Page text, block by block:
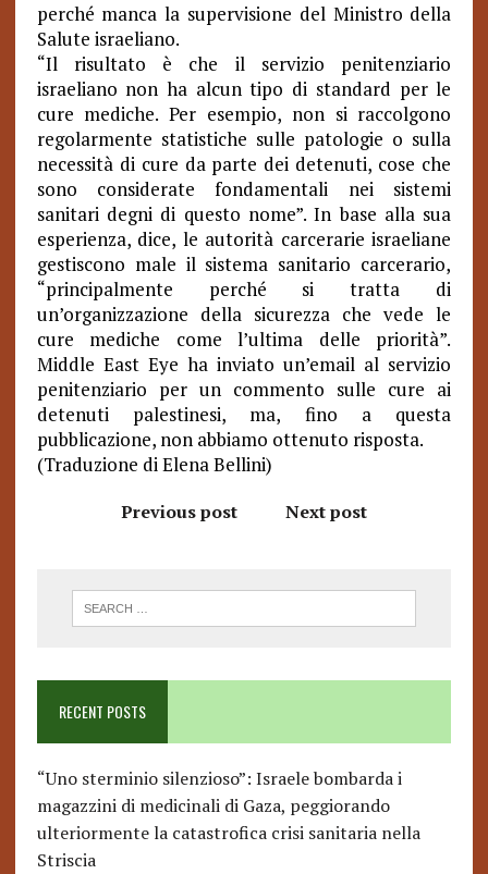
perché manca la supervisione del Ministro della
Salute israeliano.
“Il risultato è che il servizio penitenziario
israeliano non ha alcun tipo di standard per le
cure mediche. Per esempio, non si raccolgono
regolarmente statistiche sulle patologie o sulla
necessità di cure da parte dei detenuti, cose che
sono considerate fondamentali nei sistemi
sanitari degni di questo nome”. In base alla sua
esperienza, dice, le autorità carcerarie israeliane
gestiscono male il sistema sanitario carcerario,
“principalmente perché si tratta di
un’organizzazione della sicurezza che vede le
cure mediche come l’ultima delle priorità”.
Middle East Eye ha inviato un’email al servizio
penitenziario per un commento sulle cure ai
detenuti palestinesi, ma, fino a questa
pubblicazione, non abbiamo ottenuto risposta.
(Traduzione di Elena Bellini)
Previous post Next post
RECENT POSTS
“Uno sterminio silenzioso”: Israele bombarda i
magazzini di medicinali di Gaza, peggiorando
ulteriormente la catastrofica crisi sanitaria nella
Striscia